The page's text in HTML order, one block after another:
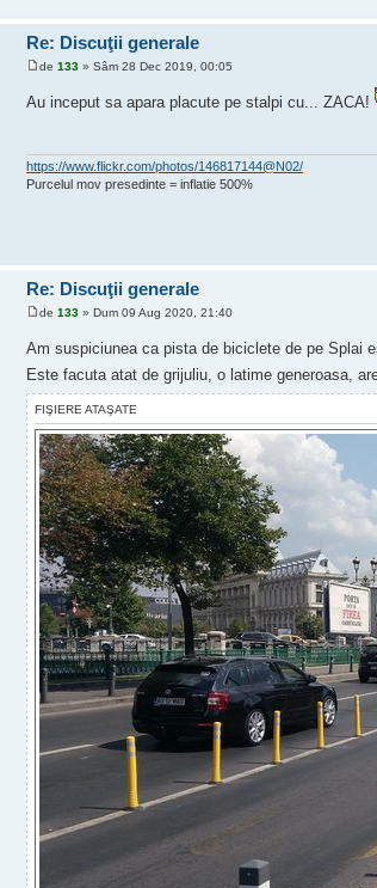
Re: Discuţii generale
de133 » Sâm 28 Dec 2019, 00:05
Au inceput sa apara placute pe stalpi cu... ZACA!
https://www.flickr.com/photos/146817144@N02/
Purcelul mov presedinte = inflatie 500%
Re: Discuţii generale
de133 » Dum 09 Aug 2020, 21:40
Am suspiciunea ca pista de biciclete de pe Splai
Este facuta atat de grijuliu, o latime generoasa,
FIŞIERE ATAŞATE